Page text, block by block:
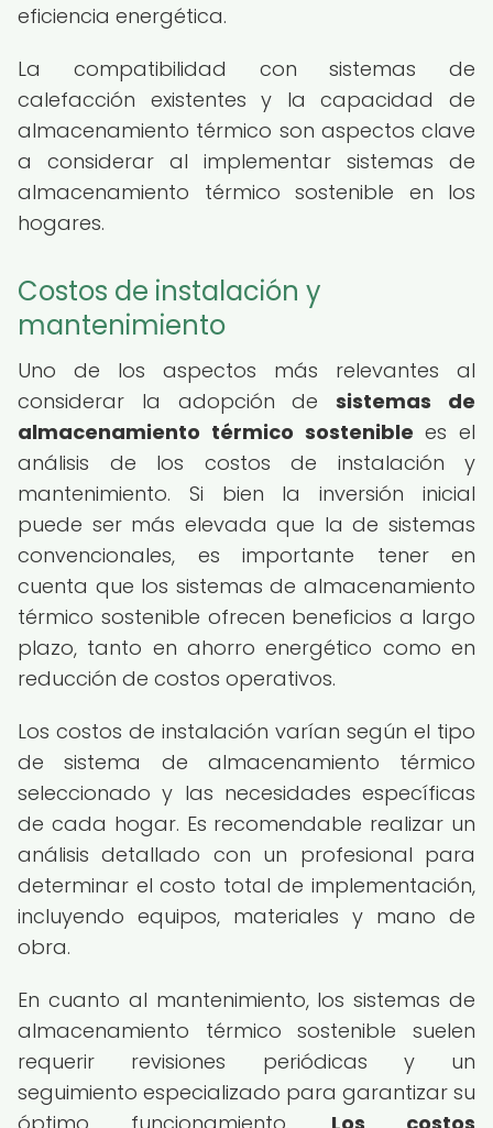
eficiencia energética.
La compatibilidad con sistemas de
calefacción existentes y la capacidad de
almacenamiento térmico son aspectos clave
a considerar al implementar sistemas de
almacenamiento térmico sostenible en los
hogares.
Costos de instalación y
mantenimiento
Uno de los aspectos más relevantes al
considerar la adopción desistemas de
almacenamiento térmico sostenible es el
análisis de los costos de instalación y
mantenimiento. Si bien la inversión inicial
puede ser más elevada que la de sistemas
convencionales, es importante tener en
cuenta que los sistemas de almacenamiento
térmico sostenible ofrecen beneficios a largo
plazo, tanto en ahorro energético como en
reducción de costos operativos.
Los costos de instalación varían según el tipo
de sistema de almacenamiento térmico
seleccionado y las necesidades específicas
de cada hogar. Es recomendable realizar un
análisis detallado con un profesional para
determinar el costo total de implementación,
incluyendo equipos, materiales y mano de
obra.
En cuanto al mantenimiento, los sistemas de
almacenamiento térmico sostenible suelen
requerir revisiones periódicas y un
seguimiento especializado para garantizar su